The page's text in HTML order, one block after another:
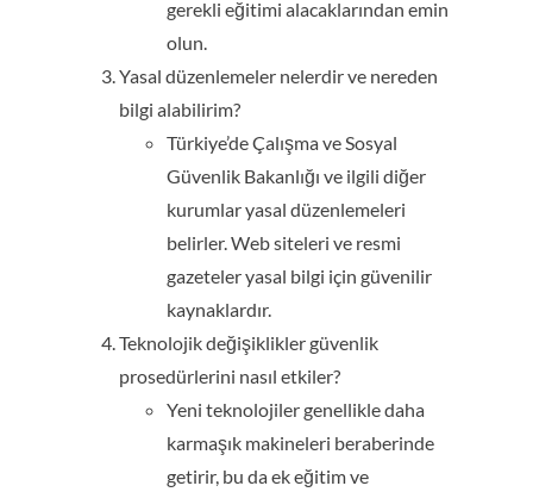
gerekli eğitimi alacaklarından emin
olun.
Yasal düzenlemeler nelerdir ve nereden
bilgi alabilirim?
Türkiye’de Çalışma ve Sosyal
Güvenlik Bakanlığı ve ilgili diğer
kurumlar yasal düzenlemeleri
belirler. Web siteleri ve resmi
gazeteler yasal bilgi için güvenilir
kaynaklardır.
Teknolojik değişiklikler güvenlik
prosedürlerini nasıl etkiler?
Yeni teknolojiler genellikle daha
karmaşık makineleri beraberinde
getirir, bu da ek eğitim ve